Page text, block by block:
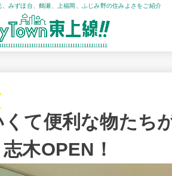
みずほ台、鶴瀬、上福岡、ふじみ野の住みよさをご紹介
て便利な物たち
木OPEN！